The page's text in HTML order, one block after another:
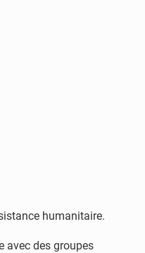
humanitaire.
avec des groupes